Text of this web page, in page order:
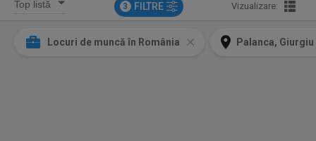
3 FILTRE Vizualizare:
Locuri de muncă în România Palanca, Giurgiu